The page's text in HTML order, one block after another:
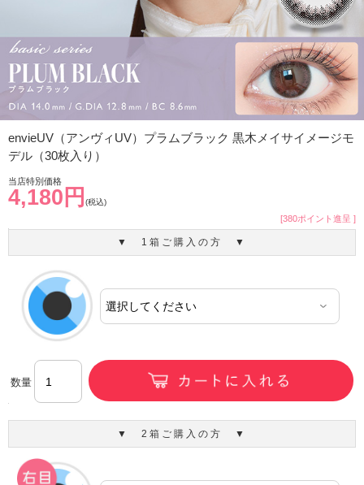
envieUV（アンヴィUV）プラムブラック 黒木メイサイメージモ
デル（30枚入り）
当店特別価格
4,180円 (税込)
[380ポイント進呈 ]
▼ 1箱ご購入の方 ▼
数量
▼ 2箱ご購入の方 ▼